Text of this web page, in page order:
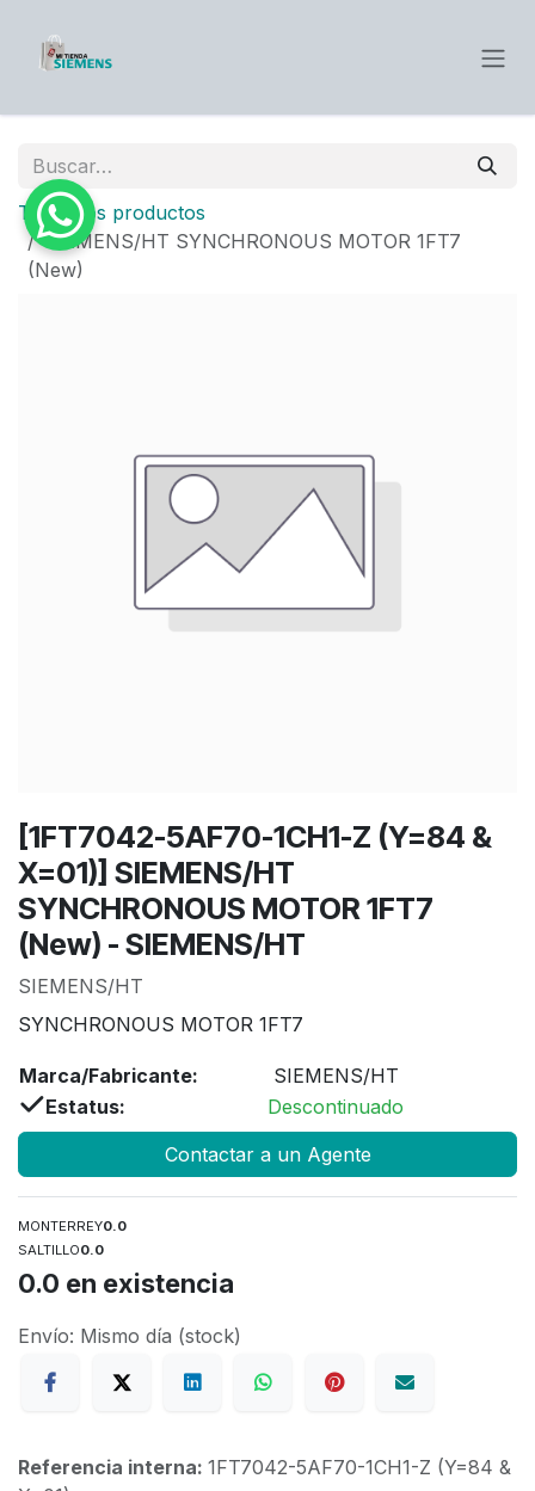
Todos los productos
SIEMENS/HT SYNCHRONOUS MOTOR 1FT7
(New)
[1FT7042-5AF70-1CH1-Z (Y=84 &
X=01)] SIEMENS/HT
SYNCHRONOUS MOTOR 1FT7
(New) - SIEMENS/HT
SIEMENS/HT
SYNCHRONOUS MOTOR 1FT7
Marca/Fabricante:
SIEMENS/HT
Estatus:
Descontinuado
Contactar a un Agente
MONTERREY0.0
SALTILLO0.0
0.0 en existencia
Envío: Mismo día (stock)
Referencia interna: 1FT7042-5AF70-1CH1-Z (Y=84 &